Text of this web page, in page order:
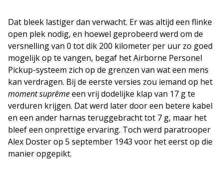
Dat bleek lastiger dan verwacht. Er was altijd een flinke
open plek nodig, en hoewel geprobeerd werd om de
versnelling van 0 tot dik 200 kilometer per uur zo goed
mogelijk op te vangen, begaf het Airborne Personel
Pickup-systeem zich op de grenzen van wat een mens
kan verdragen. Bij de eerste versies zou iemand op het
moment suprêmeeen vrij dodelijke klap van 17 g te
verduren krijgen. Dat werd later door een betere kabel
en een ander harnas teruggebracht tot 7 g, maar het
bleef een onprettige ervaring. Toch werd paratrooper
Alex Doster op 5 september 1943 voor het eerst op die
manier opgepikt.